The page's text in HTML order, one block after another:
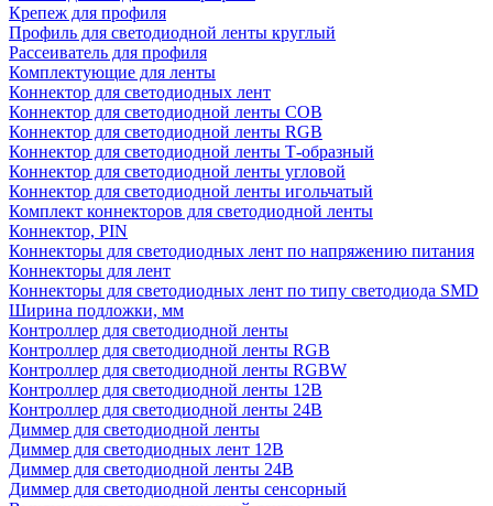
Крепеж для профиля
Профиль для светодиодной ленты круглый
Рассеиватель для профиля
Комплектующие для ленты
Коннектор для светодиодных лент
Коннектор для светодиодной ленты COB
Коннектор для светодиодной ленты RGB
Коннектор для светодиодной ленты Т-образный
Коннектор для светодиодной ленты угловой
Коннектор для светодиодной ленты игольчатый
Комплект коннекторов для светодиодной ленты
Коннектор, PIN
Коннекторы для светодиодных лент по напряжению питания
Коннекторы для лент
Коннекторы для светодиодных лент по типу светодиода SMD
Ширина подложки, мм
Контроллер для светодиодной ленты
Контроллер для светодиодной ленты RGB
Контроллер для светодиодной ленты RGBW
Контроллер для светодиодной ленты 12В
Контроллер для светодиодной ленты 24В
Диммер для светодиодной ленты
Диммер для светодиодных лент 12В
Диммер для светодиодной ленты 24В
Диммер для светодиодной ленты сенсорный